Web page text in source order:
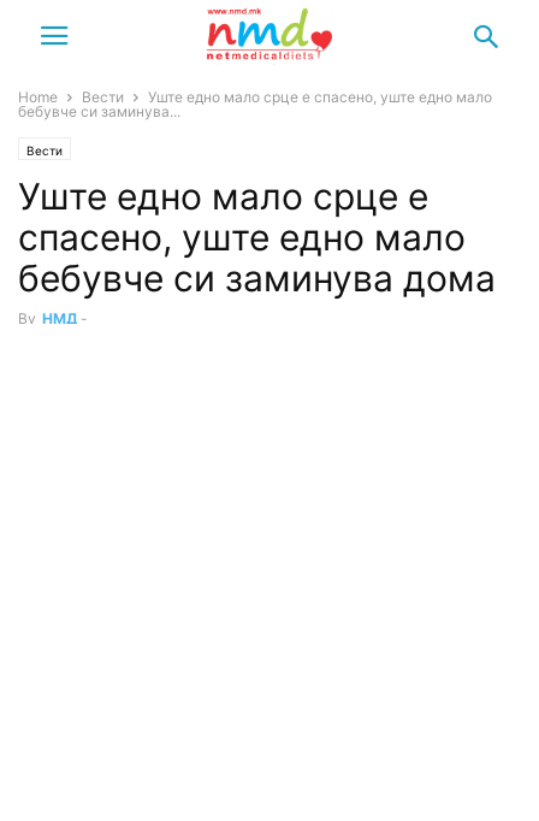
Home Вести
Уште едно мало срце е спасено, уште едно мало
бебувче си заминува...
Вести
Уште едно мало срце е
спасено, уште едно мало
бебувче си заминува дома
By НМД -